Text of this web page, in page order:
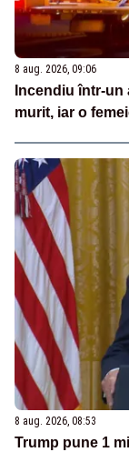
8 aug. 2026, 09:06
Incendiu într-un
murit, iar o
8 aug. 2026, 08:53
Trump pune 1